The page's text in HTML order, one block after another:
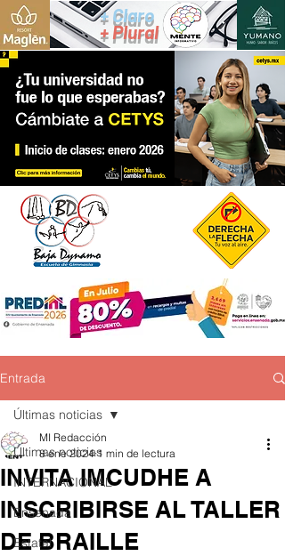
+ Claro
+ Plural
Entrada
Últimas noticias
INTERNACIONAL
Ensenada
Estatal
Últimas noticias
INVITA IMCUDHE A
INSCRIBIRSE AL TALLER
DE BRAILLE
MI Redacción
8 ene 2024 1 min de lectura